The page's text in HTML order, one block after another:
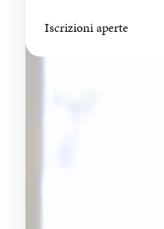
Iscrizioni aperte